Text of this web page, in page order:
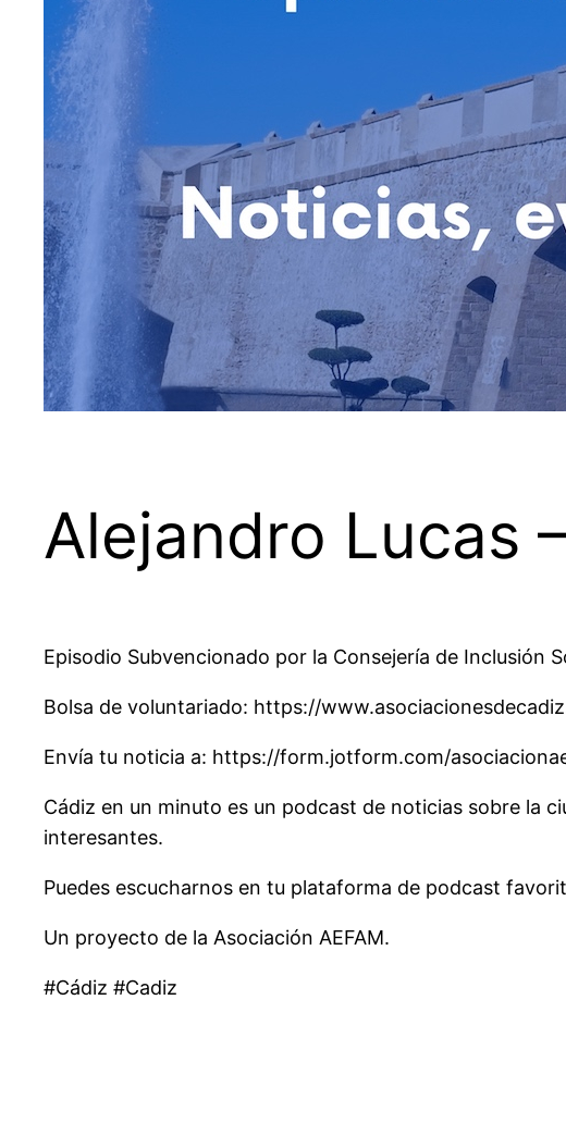
Alejandro Lucas
Episodio Subvencionado por la Consejería de Inclusión
Bolsa de voluntariado: https://
Envía tu noticia a: https://form.jotform.com/
Cádiz en un minuto es un podcast de noticias sobre la
interesantes.
Puedes escucharnos en tu plataforma de podcast
Un proyecto de la Asociación AEFAM.
#Cádiz #Cadiz